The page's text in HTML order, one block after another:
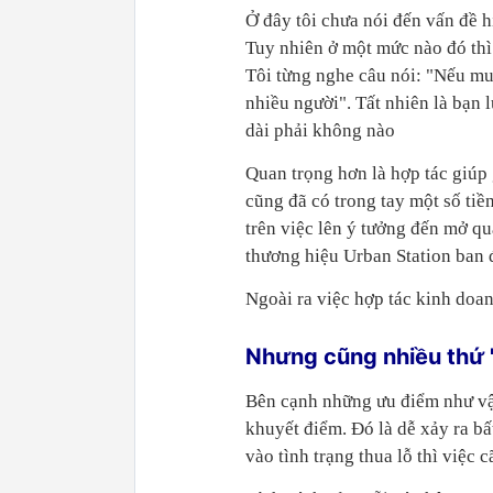
Ở đây tôi chưa nói đến vấn đề
Tuy nhiên ở một mức nào đó
Tôi từng nghe câu nói: "Nếu
nhiều người". Tất nhiên là bạn
dài phải không nào
Quan trọng hơn là hợp tác
cũng đã có trong tay một số
trên việc lên ý tưởng đến mở
thương hiệu Urban Station
Ngoài ra việc hợp tác kinh
Nhưng cũng nhiều thứ
Bên cạnh những ưu điểm như
khuyết điểm. Đó là dễ xảy ra
vào tình trạng thua lỗ thì việc